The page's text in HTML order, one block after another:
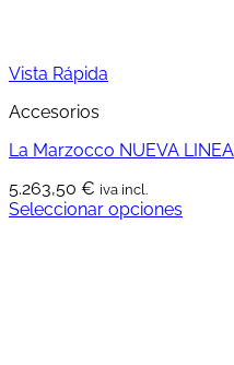
Vista Rápida
Accesorios
La Marzocco NUEVA
5.263,50 € iva incl.
Seleccionar opciones